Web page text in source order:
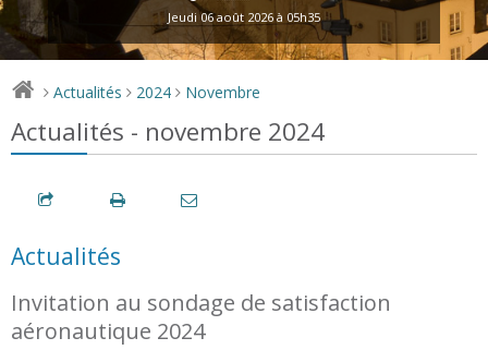
Jeudi 06 août 2026 à 05h35
> Actualités > 2024 > Novembre
Actualités - novembre 2024
Actualités
Invitation au sondage de satisfaction
aéronautique 2024